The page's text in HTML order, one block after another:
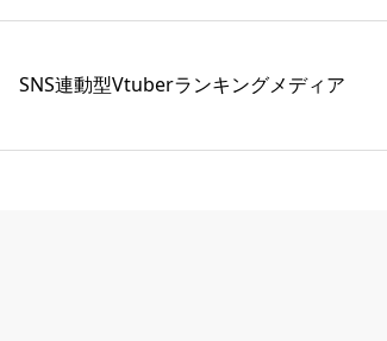
SNS連動型Vtuberランキングメディア